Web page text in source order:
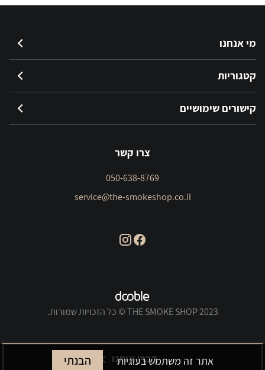
דברו איתנו
מי אנחנו
קטגוריות
קישורים שימושיים
צרו קשר
050-638-8769
service@the-smokeshop.co.il
THE SMOKE SHOP 2023 © כל הזכויות שמורות.
אתר זה משתמש בעוגיות הבנתי